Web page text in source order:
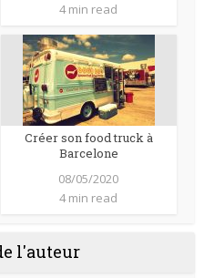
4 min read
Créer son food truck à
Barcelone
08/05/2020
4 min read
l'auteur